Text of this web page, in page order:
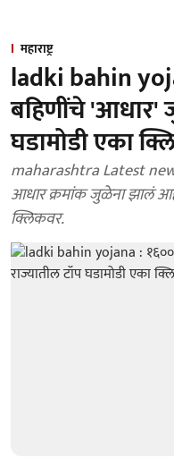
महाराष्ट्र
ladki bahin
बहिणींचे 'आधार'
घडामोडी एका
maharashtra Latest
आधार क्रमांक जुळेना झालं आहे.
क्लिकवर.